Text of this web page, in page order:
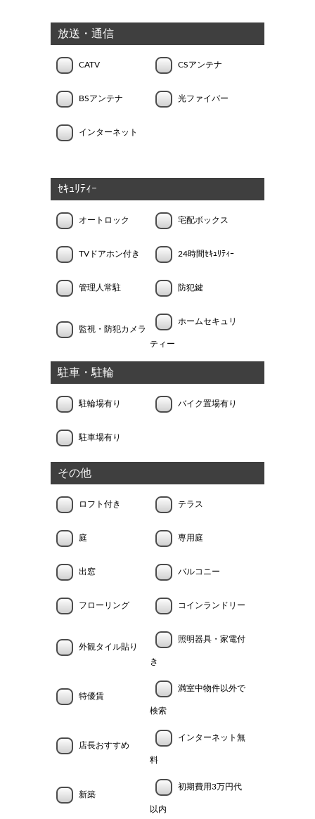
放送・通信
CATV CSアンテナ
BSアンテナ 光ファイバー
インターネット
ｾｷｭﾘﾃｨｰ
オートロック 宅配ボックス
TVドアホン付き 24時間ｾｷｭﾘﾃｨｰ
管理人常駐 防犯鍵
監視・防犯カメラ
ホームセキュリ
ティー
駐車・駐輪
駐輪場有り バイク置場有り
駐車場有り
その他
ロフト付き テラス
庭 専用庭
出窓 バルコニー
フローリング コインランドリー
外観タイル貼り
照明器具・家電付
き
特優賃
満室中物件以外で
検索
店長おすすめ
インターネット無
料
新築
初期費用3万円代
以内